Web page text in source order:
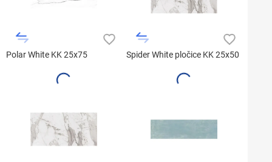
Polar White KK 25x75 Spider White pločice KK 25x50